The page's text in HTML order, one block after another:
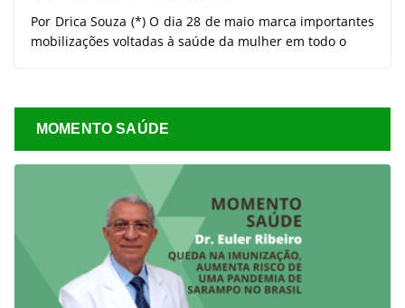
Por Drica Souza (*) O dia 28 de maio marca importantes
mobilizações voltadas à saúde da mulher em todo o
MOMENTO SAÚDE